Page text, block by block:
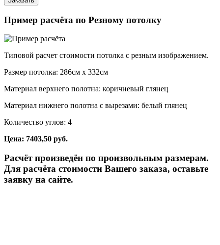
Пример расчёта по Резному потолку
Типовой расчет стоимости потолка с резным изображением.
Размер потолка: 286см x 332см
Материал верхнего полотна: коричневый глянец
Материал нижнего полотна с вырезами: белый глянец
Количество углов: 4
Цена: 7403,50 руб.
Расчёт произведён по произвольным размерам.
Для расчёта стоимости Вашего заказа, оставьте
заявку на сайте.